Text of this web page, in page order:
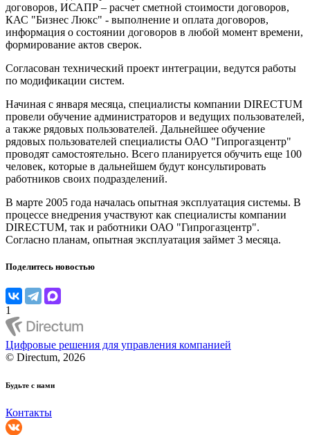
договоров, ИСАПР – расчет сметной стоимости договоров,
КАС "Бизнес Люкс" - выполнение и оплата договоров,
информация о состоянии договоров в любой момент времени,
формирование актов сверок.
Согласован технический проект интеграции, ведутся работы
по модификации систем.
Начиная с января месяца, специалисты компании DIRECTUM
провели обучение администраторов и ведущих пользователей,
а также рядовых пользователей. Дальнейшее обучение
рядовых пользователей специалисты ОАО "Гипрогазцентр"
проводят самостоятельно. Всего планируется обучить еще 100
человек, которые в дальнейшем будут консультировать
работников своих подразделений.
В марте 2005 года началась опытная эксплуатация системы. В
процессе внедрения участвуют как специалисты компании
DIRECTUM, так и работники ОАО "Гипрогазцентр".
Согласно планам, опытная эксплуатация займет 3 месяца.
Поделитесь новостью
1
Цифровые решения для управления компанией
© Directum, 2026
Будьте с нами
Контакты